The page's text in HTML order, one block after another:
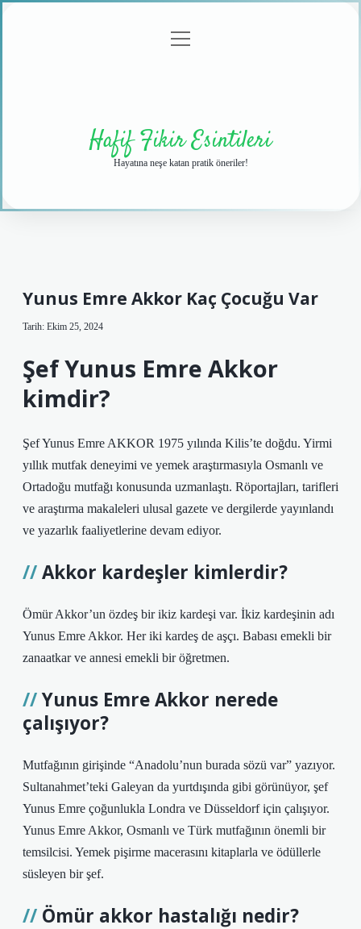
menüyü
Hafif Fikir Esintileri
Hayatına neşe katan pratik öneriler!
Yunus Emre Akkor Kaç Çocuğu Var
Tarih: Ekim 25, 2024
Şef Yunus Emre Akkor
kimdir?
Şef Yunus Emre AKKOR 1975 yılında Kilis’te doğdu. Yirmi
yıllık mutfak deneyimi ve yemek araştırmasıyla Osmanlı ve
Ortadoğu mutfağı konusunda uzmanlaştı. Röportajları, tarifleri
ve araştırma makaleleri ulusal gazete ve dergilerde yayınlandı
ve yazarlık faaliyetlerine devam ediyor.
Akkor kardeşler kimlerdir?
Ömür Akkor’un özdeş bir ikiz kardeşi var. İkiz kardeşinin adı
Yunus Emre Akkor. Her iki kardeş de aşçı. Babası emekli bir
zanaatkar ve annesi emekli bir öğretmen.
Yunus Emre Akkor nerede
çalışıyor?
Mutfağının girişinde “Anadolu’nun burada sözü var” yazıyor.
Sultanahmet’teki Galeyan da yurtdışında gibi görünüyor, şef
Yunus Emre çoğunlukla Londra ve Düsseldorf için çalışıyor.
Yunus Emre Akkor, Osmanlı ve Türk mutfağının önemli bir
temsilcisi. Yemek pişirme macerasını kitaplarla ve ödüllerle
süsleyen bir şef.
Ömür akkor hastalığı nedir?